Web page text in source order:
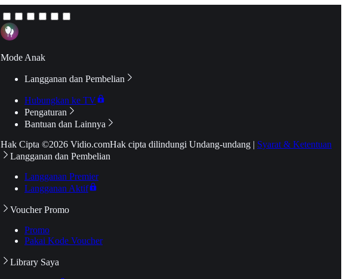
Mode Anak
Langganan dan Pembelian
Hubungkan ke TV
Pengaturan
Bantuan dan Lainnya
Hak Cipta ©2026 Vidio.comHak cipta dilindungi Undang-undang | Syarat & Ketentuan
Langganan dan Pembelian
Langganan Premier
Langganan Aktif
Voucher Promo
Promo
Pakai Kode Voucher
Library Saya